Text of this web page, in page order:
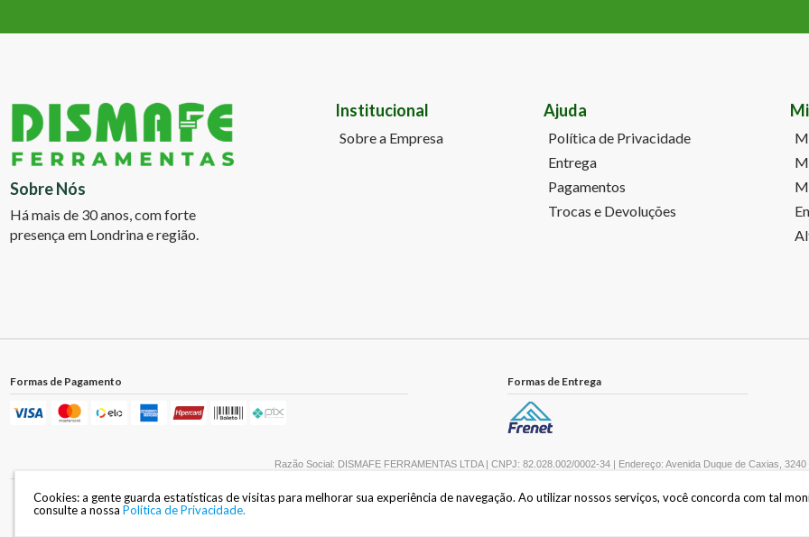
Cookies: a gente guarda estatísticas de visitas para melhorar sua experiência de navegação. Ao utilizar nossos serviços, você concorda com tal
consulte a nossa Política de Privacidade.
Sobre Nós
Há mais de 30 anos, com forte
presença em Londrina e região.
Institucional
Sobre a Empresa
Ajuda
Política de Privacidade
Entrega
Pagamentos
Trocas e Devoluções
Formas de Pagamento Formas de Entrega
Razão Social: DISMAFE FERRAMENTAS LTDA | CNPJ: 82.028.002/0002-34 | Endereço: Avenida Duque de Caxias,